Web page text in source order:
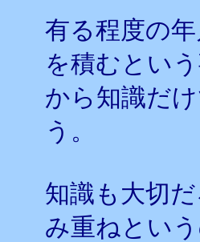
有る程度の
を積むとい
から知識だ
う。
知識も大切
み重ねとい